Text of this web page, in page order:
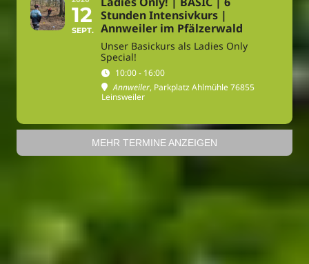
12
SEPT.
Stunden Intensivkurs |
Annweiler im Pfälzerwald
Unser Basickurs als Ladies Only
Special!
10:00 - 16:00
Annweiler, Parkplatz Ahlmühle 76855
Leinsweiler
MEHR TERMINE ANZEIGEN